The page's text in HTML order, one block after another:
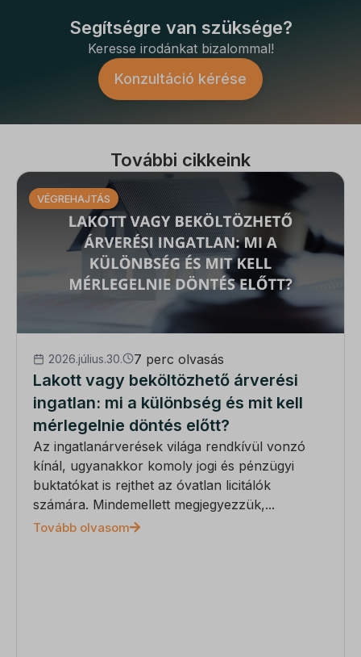
Segítségre van szüksége?
Keresse irodánkat bizalommal!
Konzultáció kérése
További cikkeink
VÉGREHAJTÁS
2026.július.30. 7 perc olvasás
Lakott vagy beköltözhető árverési
ingatlan: mi a különbség és mit kell
mérlegelnie döntés előtt?
Az ingatlanárverések világa rendkívül vonzó
kínál, ugyanakkor komoly jogi és pénzügyi
buktatókat is rejthet az óvatlan licitálók
számára. Mindemellett megjegyezzük,...
Tovább olvasom